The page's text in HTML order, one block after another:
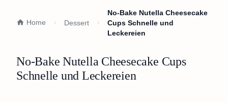
Home Dessert
No-Bake Nutella Cheesecake
Cups Schnelle und
Leckereien
No-Bake Nutella Cheesecake Cups
Schnelle und Leckereien